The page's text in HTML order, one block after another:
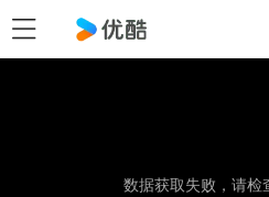
数据获取失败，请检